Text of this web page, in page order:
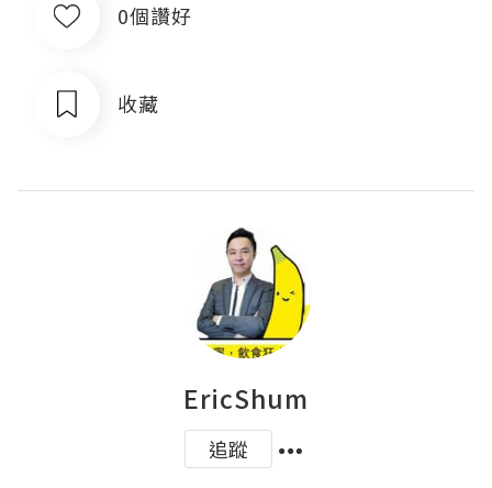
0個讚好
收藏
EricShum
追蹤